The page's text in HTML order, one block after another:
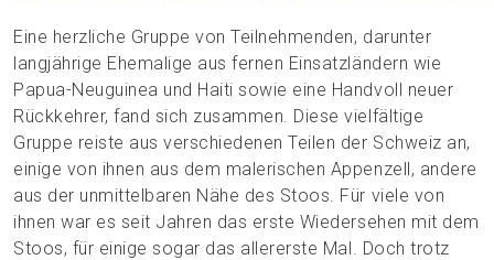
Eine herzliche Gruppe von Teilnehmenden, darunter
langjährige Ehemalige aus fernen Einsatzländern wie
Papua-Neuguinea und Haiti sowie eine Handvoll neuer
Rückkehrer, fand sich zusammen. Diese vielfältige
Gruppe reiste aus verschiedenen Teilen der Schweiz an,
einige von ihnen aus dem malerischen Appenzell, andere
aus der unmittelbaren Nähe des Stoos. Für viele von
ihnen war es seit Jahren das erste Wiedersehen mit dem
Stoos, für einige sogar das allererste Mal. Doch trotz